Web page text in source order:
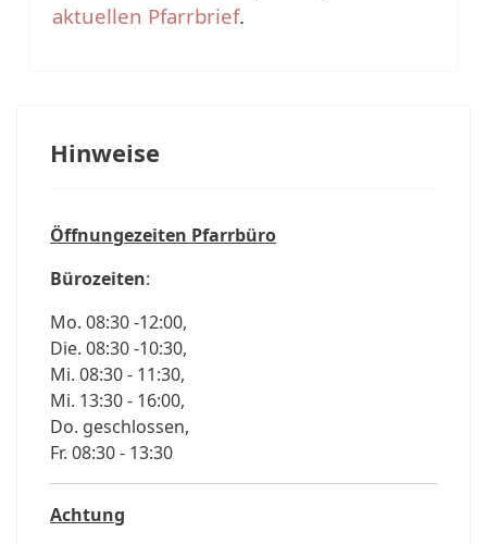
aktuellen Pfarrbrief.
Hinweise
Öffnungezeiten Pfarrbüro
Bürozeiten:
Mo. 08:30 -12:00,
Die. 08:30 -10:30,
Mi. 08:30 - 11:30,
Mi. 13:30 - 16:00,
Do. geschlossen,
Fr. 08:30 - 13:30
Achtung